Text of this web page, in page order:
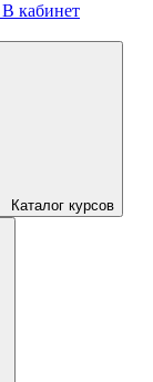
В кабинет
Каталог курсов